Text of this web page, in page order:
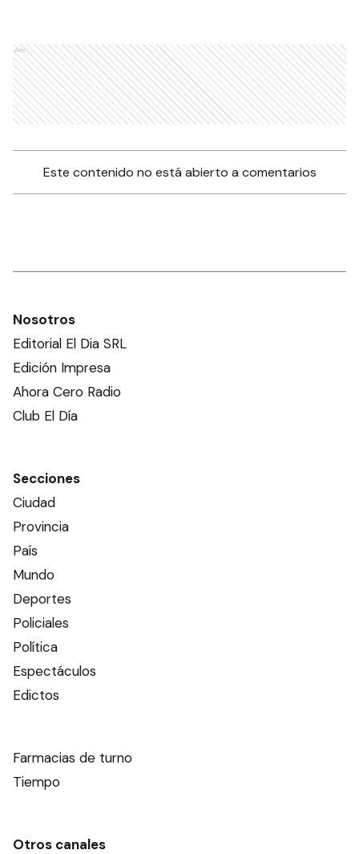
Ads
Este contenido no está abierto a comentarios
Nosotros
Editorial El Dia SRL
Edición Impresa
Ahora Cero Radio
Club El Día
Secciones
Ciudad
Provincia
País
Mundo
Deportes
Policiales
Política
Espectáculos
Edictos
Farmacias de turno
Tiempo
Otros canales